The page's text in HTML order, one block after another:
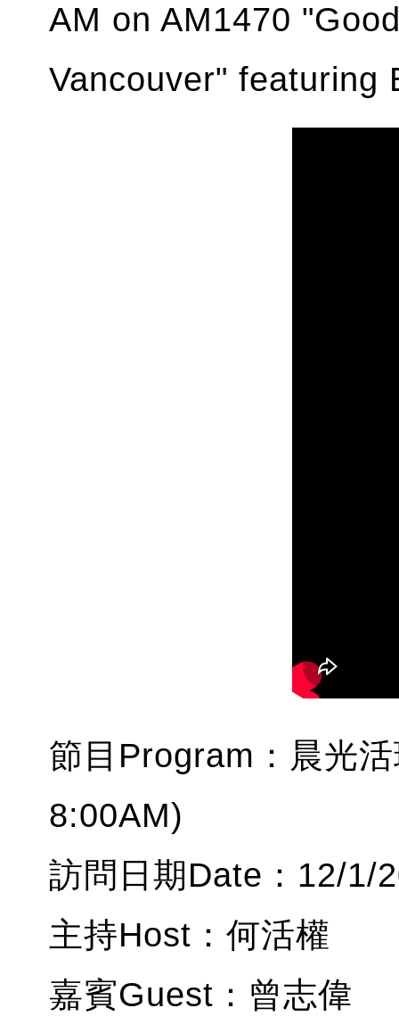
AM on AM1470
Vancouver" featuring
節目Program：晨光
8:00AM)
訪問日期Date：12/1/
主持Host：何活權
嘉賓Guest：曾志偉